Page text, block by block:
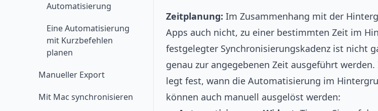
Automatisierung
Eine Automatisierung
mit Kurzbefehlen
planen
Manueller Export
Mit Mac synchronisieren
Zeitplanung: Im Zusammenhang mit der
Apps auch nicht, zu einer bestimmten Zeit im
festgelegter Synchronisierungskadenz ist nicht
genau zur angegebenen Zeit ausgeführt
legt fest, wann die Automatisierung im
können auch manuell ausgelöst werden: